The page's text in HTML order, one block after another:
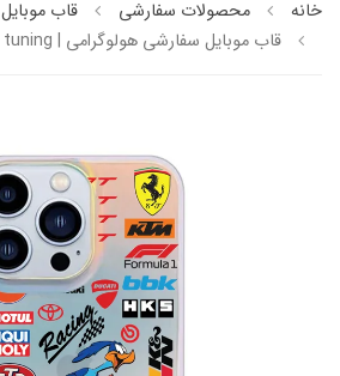
خانه محصولات سفارشی قاب موبایل
قاب موبایل سفارشی هولوگرامی | tuning (کد 0520)